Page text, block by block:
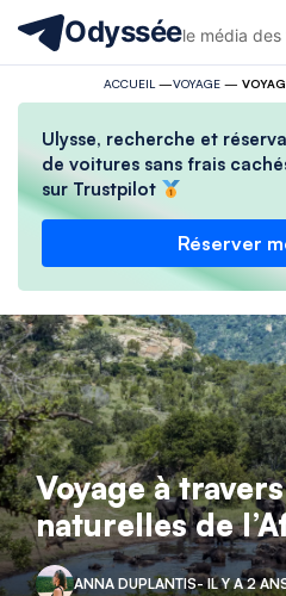
Odysséele média
ACCUEIL —VOYAGE—
Ulysse, recherche et
de voitures sans frais
sur Trustpilot
Réserver
Voyage à
naturelles de
ANNA DUPLANTIS- IL Y A 2